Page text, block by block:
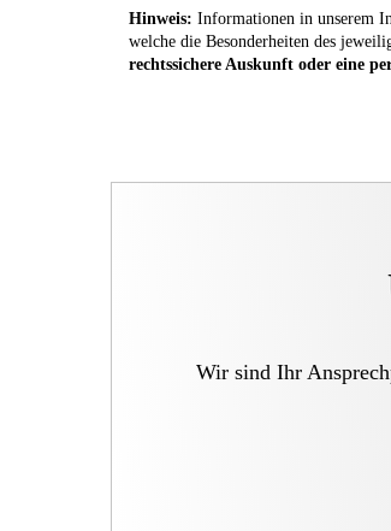
Hinweis: Informationen in unserem
welche die Besonderheiten des
rechtssichere Auskunft oder eine
Wir sind Ihr